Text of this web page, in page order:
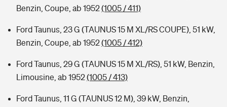
Benzin, Coupe, ab 1952(1005 / 411)
Ford Taunus, 23 G (TAUNUS 15 M XL/RS COUPE), 51 kW,
Benzin, Coupe, ab 1952(1005 / 412)
Ford Taunus, 29 G (TAUNUS 15 M XL/RS), 51 kW, Benzin,
Limousine, ab 1952(1005 / 413)
Ford Taunus, 11 G (TAUNUS 12 M), 39 kW, Benzin,